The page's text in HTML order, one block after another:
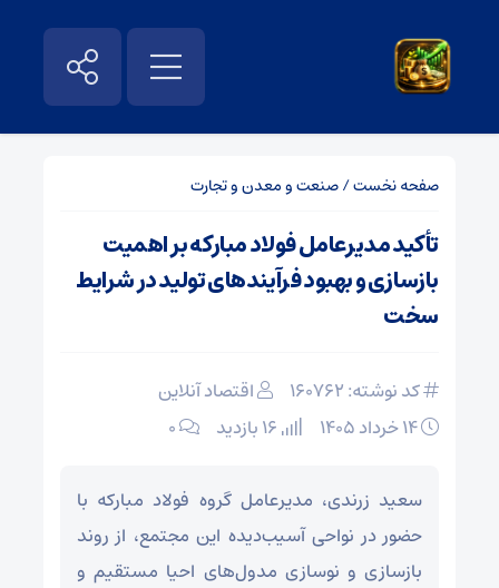
صفحه نخست/صنعت و معدن و تجارت
تأکید مدیرعامل فولاد مبارکه بر اهمیت
بازسازی و بهبود فرآیندهای تولید در شرایط
سخت
کد نوشته: 160762
اقتصاد آنلاین
۰
سعید زرندی، مدیرعامل گروه فولاد مبارکه با
حضور در نواحی آسیب‌دیده این مجتمع، از روند
بازسازی و نوسازی مدول‌های احیا مستقیم و